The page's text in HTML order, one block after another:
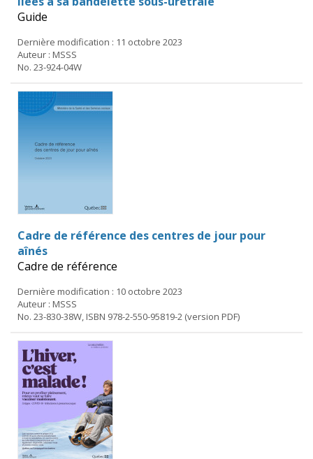
Guide
Dernière modification : 11 octobre 2023
Auteur : MSSS
No. 23-924-04W
Cadre de référence des centres de jour pour
aînés
Cadre de référence
Dernière modification : 10 octobre 2023
Auteur : MSSS
No. 23-830-38W, ISBN 978-2-550-95819-2 (version PDF)